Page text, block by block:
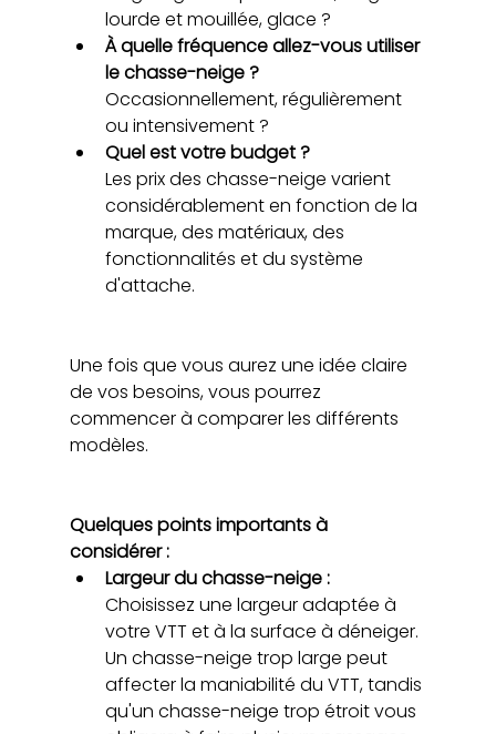
lourde et mouillée, glace ?
À quelle fréquence allez-vous utiliser
le chasse-neige ?
Occasionnellement, régulièrement
ou intensivement ?
Quel est votre budget ?
Les prix des chasse-neige varient
considérablement en fonction de la
marque, des matériaux, des
fonctionnalités et du système
d'attache.
Une fois que vous aurez une idée claire
de vos besoins, vous pourrez
commencer à comparer les différents
modèles.
Quelques points importants à
considérer :
Largeur du chasse-neige :
Choisissez une largeur adaptée à
votre VTT et à la surface à déneiger.
Un chasse-neige trop large peut
affecter la maniabilité du VTT, tandis
qu'un chasse-neige trop étroit vous